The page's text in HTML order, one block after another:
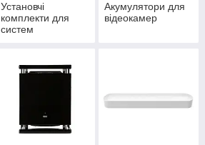
Установчі
комплекти для
систем
Акумулятори для
відеокамер